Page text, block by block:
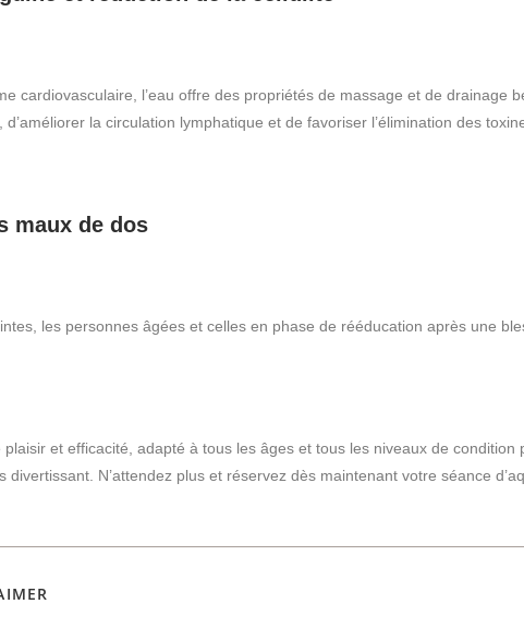
cardiovasculaire, l’eau offre des propriétés de massage et de drainage
la circulation lymphatique et de favoriser l’élimination des
maux de dos
les personnes âgées et celles en phase de rééducation après une
et efficacité, adapté à tous les âges et tous les niveaux de
N’attendez plus et réservez dès maintenant votre séance